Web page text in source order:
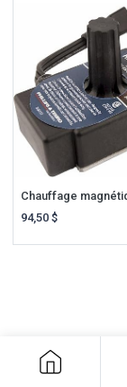
94,50$